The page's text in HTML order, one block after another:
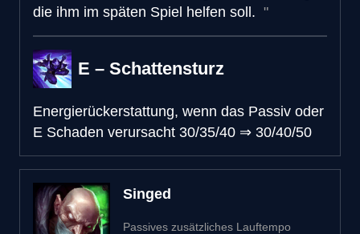
die ihm im späten Spiel helfen soll.
E – Schattensturz
Energierückerstattung, wenn das Passiv oder
E Schaden verursacht 30/35/40 ⇒ 30/40/50
Singed
Passives zusätzliches Lauftempo